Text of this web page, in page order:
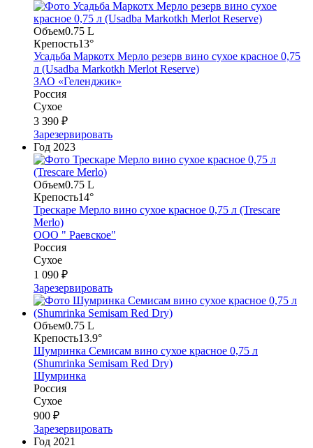
Объем0.75 L
Крепость13°
Усадьба Маркотх Мерло резерв вино сухое красное 0,75
л (Usadba Markotkh Merlot Reserve)
ЗАО «Геленджик»
Россия
Сухое
3 390 ₽
Зарезервировать
Год 2023
Объем0.75 L
Крепость14°
Трескаре Мерло вино сухое красное 0,75 л (Trescare
Merlo)
ООО " Раевское"
Россия
Сухое
1 090 ₽
Зарезервировать
Объем0.75 L
Крепость13.9°
Шумринка Семисам вино сухое красное 0,75 л
(Shumrinka Semisam Red Dry)
Шумринка
Россия
Сухое
900 ₽
Зарезервировать
Год 2021